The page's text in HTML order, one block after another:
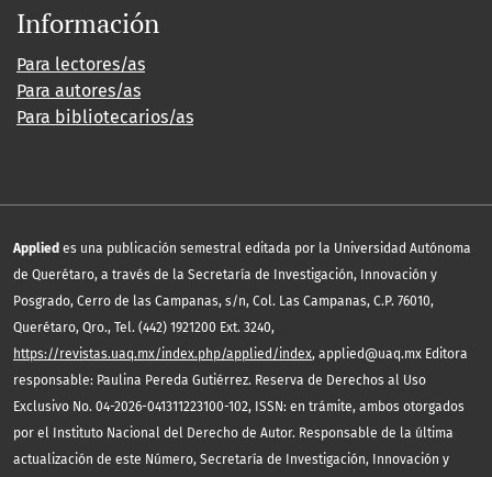
Información
Para lectores/as
Para autores/as
Para bibliotecarios/as
Applied es una publicación semestral editada por la Universidad Autónoma
de Querétaro, a través de la Secretaría de Investigación, Innovación y
Posgrado, Cerro de las Campanas, s/n, Col. Las Campanas, C.P. 76010,
Querétaro, Qro., Tel. (442) 1921200 Ext. 3240,
https://revistas.uaq.mx/index.php/applied/index, applied@uaq.mx Editora
responsable: Paulina Pereda Gutiérrez. Reserva de Derechos al Uso
Exclusivo No. 04-2026-041311223100-102, ISSN: en trámite, ambos otorgados
por el Instituto Nacional del Derecho de Autor. Responsable de la última
actualización de este Número, Secretaría de Investigación, Innovación y